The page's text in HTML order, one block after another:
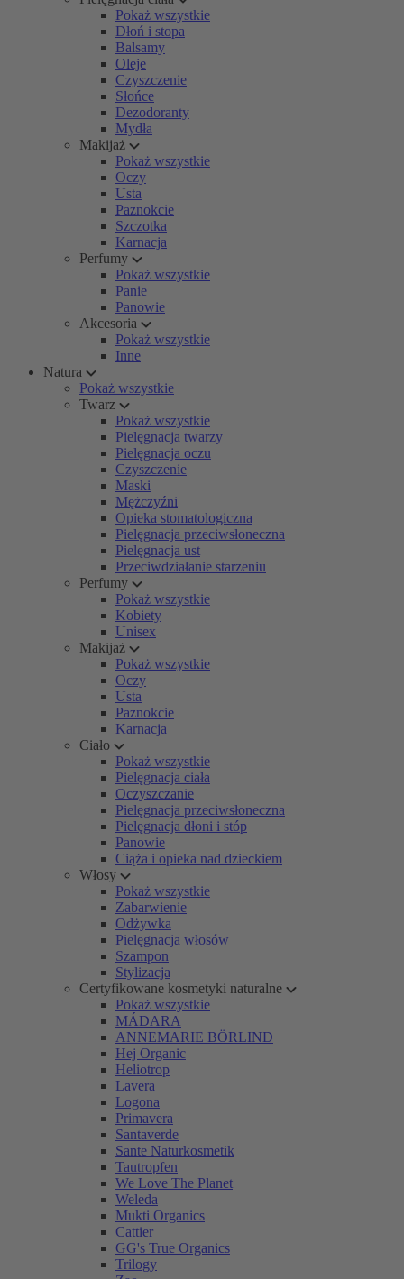
Pokaż wszystkie
Dłoń i stopa
Balsamy
Oleje
Czyszczenie
Słońce
Dezodoranty
Mydła
Makijaż
Pokaż wszystkie
Oczy
Usta
Paznokcie
Szczotka
Karnacja
Perfumy
Pokaż wszystkie
Panie
Panowie
Akcesoria
Pokaż wszystkie
Inne
Natura
Pokaż wszystkie
Twarz
Pokaż wszystkie
Pielęgnacja twarzy
Pielęgnacja oczu
Czyszczenie
Maski
Mężczyźni
Opieka stomatologiczna
Pielęgnacja przeciwsłoneczna
Pielęgnacja ust
Przeciwdziałanie starzeniu
Perfumy
Pokaż wszystkie
Kobiety
Unisex
Makijaż
Pokaż wszystkie
Oczy
Usta
Paznokcie
Karnacja
Ciało
Pokaż wszystkie
Pielęgnacja ciała
Oczyszczanie
Pielęgnacja przeciwsłoneczna
Pielęgnacja dłoni i stóp
Panowie
Ciąża i opieka nad dzieckiem
Włosy
Pokaż wszystkie
Zabarwienie
Odżywka
Pielęgnacja włosów
Szampon
Stylizacja
Certyfikowane kosmetyki naturalne
Pokaż wszystkie
MÁDARA
ANNEMARIE BÖRLIND
Hej Organic
Heliotrop
Lavera
Logona
Primavera
Santaverde
Sante Naturkosmetik
Tautropfen
We Love The Planet
Weleda
Mukti Organics
Cattier
GG's True Organics
Trilogy